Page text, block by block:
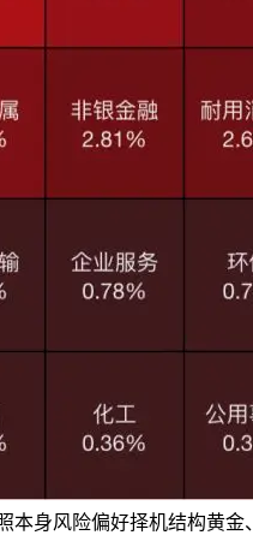
本身风险偏好择机结构黄